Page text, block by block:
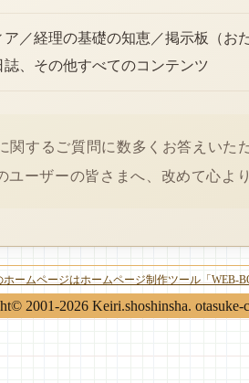
ア／経理の基礎の知恵／掲示板（お
誌、その他すべてのコンテンツ
関するご質問に数多くお答えいた
ユーザーの皆さまへ、改めて心よ
ホームページはホームページ制作ツール「WEB-
2001-2026 Keiri.shoshinsha. otasuke-